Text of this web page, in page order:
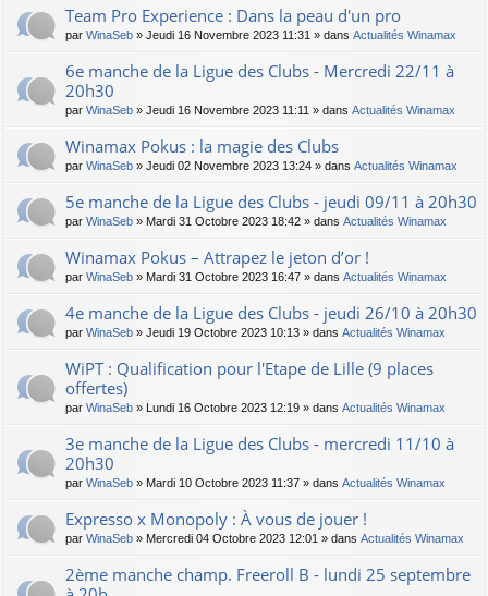
Team Pro Experience : Dans la peau d'un pro
par WinaSeb » Jeudi 16 Novembre 2023 11:31 » dans Actualités Winamax
6e manche de la Ligue des Clubs - Mercredi 22/11 à
20h30
par WinaSeb » Jeudi 16 Novembre 2023 11:11 » dans Actualités Winamax
Winamax Pokus : la magie des Clubs
par WinaSeb » Jeudi 02 Novembre 2023 13:24 » dans Actualités Winamax
5e manche de la Ligue des Clubs - jeudi 09/11 à 20h30
par WinaSeb » Mardi 31 Octobre 2023 18:42 » dans Actualités Winamax
Winamax Pokus – Attrapez le jeton d’or !
par WinaSeb » Mardi 31 Octobre 2023 16:47 » dans Actualités Winamax
4e manche de la Ligue des Clubs - jeudi 26/10 à 20h30
par WinaSeb » Jeudi 19 Octobre 2023 10:13 » dans Actualités Winamax
WiPT : Qualification pour l'Etape de Lille (9 places
offertes)
par WinaSeb » Lundi 16 Octobre 2023 12:19 » dans Actualités Winamax
3e manche de la Ligue des Clubs - mercredi 11/10 à
20h30
par WinaSeb » Mardi 10 Octobre 2023 11:37 » dans Actualités Winamax
Expresso x Monopoly : À vous de jouer !
par WinaSeb » Mercredi 04 Octobre 2023 12:01 » dans Actualités Winamax
2ème manche champ. Freeroll B - lundi 25 septembre